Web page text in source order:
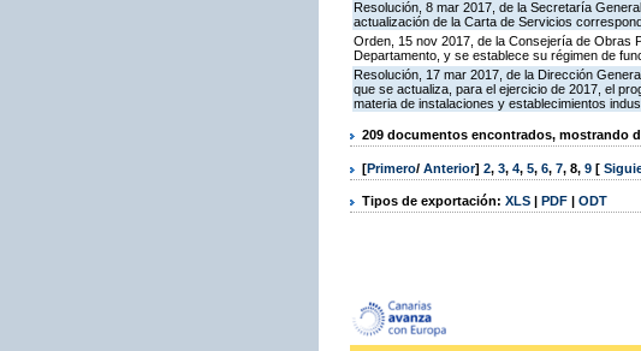
Resolución, 8 mar 2017, de la Secretaría
actualización de la Carta de Servicios
Orden, 15 nov 2017, de la Consejería de Obras
Departamento, y se establece su régimen de
Resolución, 17 mar 2017, de la Dirección
que se actualiza, para el ejercicio de 2017, el
materia de instalaciones y establecimientos
209 documentos encontrados, mostrando
[Primero/ Anterior] 2, 3, 4, 5, 6, 7, 8, 9 [
Tipos de exportación: XLS | PDF | ODT